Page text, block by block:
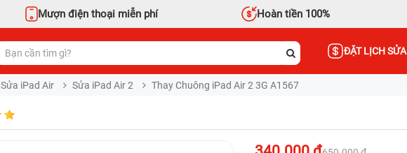
Mượn điện thoại miễn phí Hoàn tiền 100%
ĐẶT LỊCH SỬA
Sửa iPad Air Sửa iPad Air 2 Thay Chuông iPad Air 2 3G A1567